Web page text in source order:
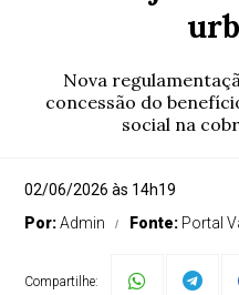
Nova
concessão do
social na
02/06/2026 às 14h19
Por:Admin Fonte: Portal
Compartilhe: